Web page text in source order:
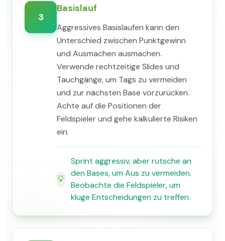
3
Basislauf
Aggressives Basislaufen kann den
Unterschied zwischen Punktgewinn
und Ausmachen ausmachen.
Verwende rechtzeitige Slides und
Tauchgänge, um Tags zu vermeiden
und zur nächsten Base vorzurücken.
Achte auf die Positionen der
Feldspieler und gehe kalkulierte Risiken
ein.
💡
Sprint aggressiv, aber rutsche an
den Bases, um Aus zu vermeiden.
Beobachte die Feldspieler, um
kluge Entscheidungen zu treffen.